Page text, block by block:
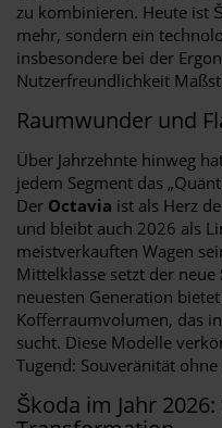
zu kombinieren. Heute ist
mehr, sondern ein
insbesondere bei der
Nutzerfreundlichkeit
Raumwunder und
Über Jahrzehnte hinweg
jedem Segment das
Der Octavia ist als Herz
und bleibt auch 2026 als
meistverkauften Wagen
Mittelklasse setzt der neue
neuesten Generation
Kofferraumvolumen, das
sucht. Diese Modelle
Tugend: Souveränität
Škoda im Jahr